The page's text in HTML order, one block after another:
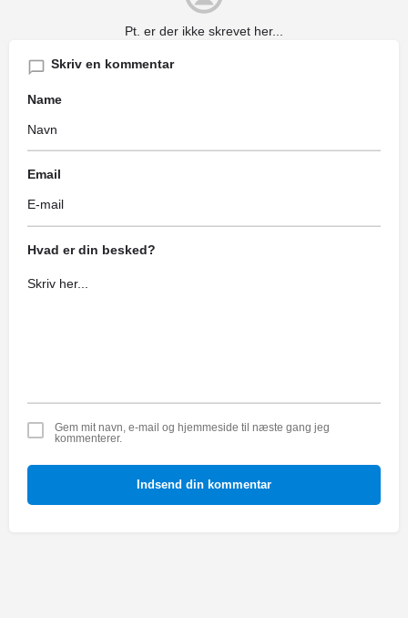
Pt. er der ikke skrevet her...
Skriv en kommentar
Name
Email
Hvad er din besked?
Gem mit navn, e-mail og hjemmeside til næste gang jeg
kommenterer.
Indsend din kommentar